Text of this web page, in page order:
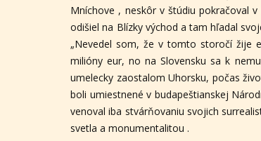
Mníchove , neskôr v štúdiu pokračoval
odišiel na Blízky východ a tam hľadal
„Nevedel som, že v tomto storočí žije
milióny eur, no na Slovensku sa k
umelecky zaostalom Uhorsku, počas
boli umiestnené v budapeštianskej
venoval iba stvárňovaniu svojich
svetla a monumentalitou .